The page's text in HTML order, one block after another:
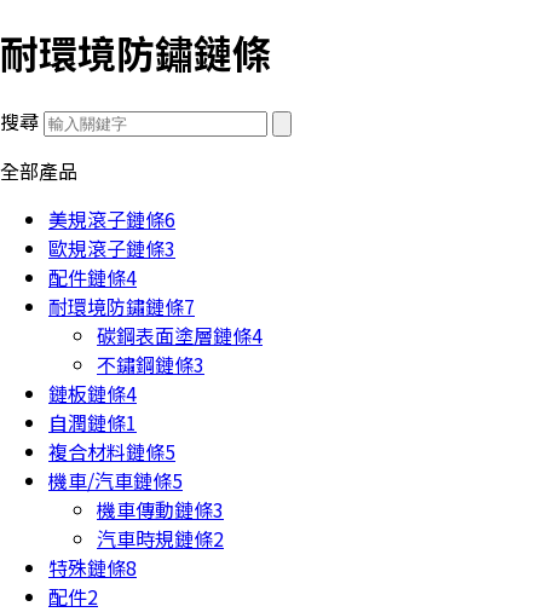
耐環境防鏽鏈條
搜尋
全部產品
美規滾子鏈條6
歐規滾子鏈條3
配件鏈條4
耐環境防鏽鏈條7
碳鋼表面塗層鏈條4
不鏽鋼鏈條3
鏈板鏈條4
自潤鏈條1
複合材料鏈條5
機車/汽車鏈條5
機車傳動鏈條3
汽車時規鏈條2
特殊鏈條8
配件2